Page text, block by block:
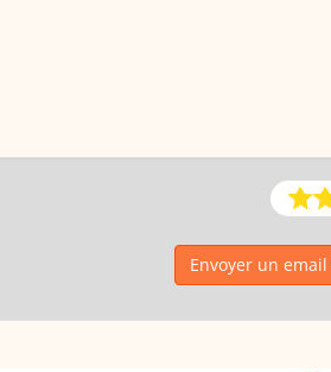
Envoyer un email